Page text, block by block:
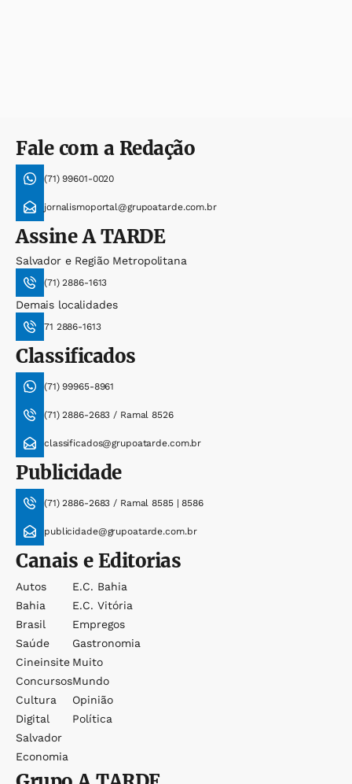
Fale com a Redação
(71) 99601-0020
jornalismoportal@grupoatarde.com.br
AssineA TARDE
Salvador e Região Metropolitana
(71) 2886-1613
Demais localidades
71 2886-1613
Classificados
(71) 99965-8961
(71) 2886-2683 / Ramal 8526
classificados@grupoatarde.com.br
Publicidade
(71) 2886-2683 / Ramal 8585 | 8586
publicidade@grupoatarde.com.br
Canais e Editorias
Autos
Bahia
Brasil
Saúde
Cineinsite
Concursos
Cultura
Digital
Salvador
Economia
E.c. Bahia
E.c. Vitória
Empregos
Gastronomia
Muito
Mundo
Opinião
Política